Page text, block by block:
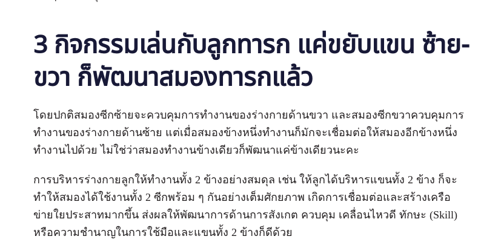
3 กิจกรรมเล่นกับลูกทารก แค่ขยับแขน ซ้าย-
ขวา ก็พัฒนาสมองทารกแล้ว
โดยปกติสมองซีกซ้ายจะควบคุมการทำงานของร่างกายด้านขวา และสมองซีกขวาควบคุมการ
ทำงานของร่างกายด้านซ้าย แต่เมื่อสมองข้างหนึ่งทำงานก็มักจะเชื่อมต่อให้สมองอีกข้างหนึ่ง
ทำงานไปด้วย ไม่ใช่ว่าสมองทำงานข้างเดียวก็พัฒนาแค่ข้างเดียวนะคะ
การบริหารร่างกายลูกให้ทำงานทั้ง 2 ข้างอย่างสมดุล เช่น ให้ลูกได้บริหารแขนทั้ง 2 ข้าง ก็จะ
ทำให้สมองได้ใช้งานทั้ง 2 ซีกพร้อม ๆ กันอย่างเต็มศักยภาพ เกิดการเชื่อมต่อและสร้างเครือ
ข่ายใยประสาทมากขึ้น ส่งผลให้พัฒนาการด้านการสังเกต ควบคุม เคลื่อนไหวดี ทักษะ (Skill)
หรือความชำนาญในการใช้มือและแขนทั้ง 2 ข้างก็ดีด้วย